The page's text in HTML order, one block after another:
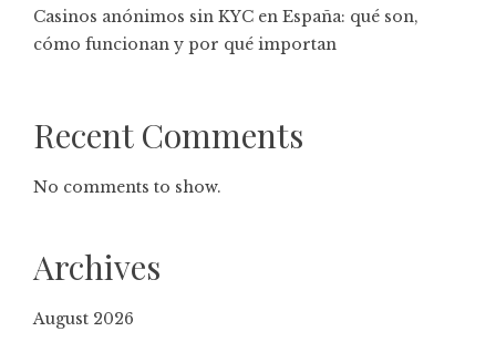
Casinos anónimos sin KYC en España: qué son,
cómo funcionan y por qué importan
Recent Comments
No comments to show.
Archives
August 2026